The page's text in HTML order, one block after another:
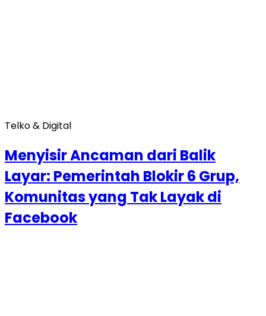
Telko & Digital
Menyisir Ancaman dari Balik
Layar: Pemerintah Blokir 6 Grup,
Komunitas yang Tak Layak di
Facebook